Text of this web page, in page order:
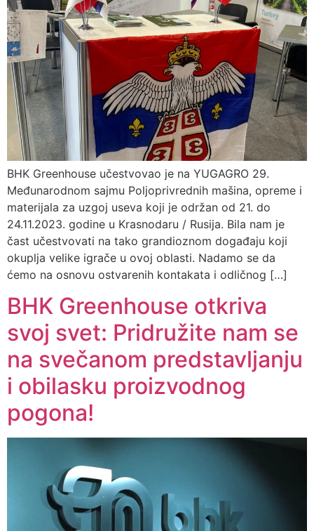
BHK Greenhouse učestvovao je na YUGAGRO 29.
Međunarodnom sajmu Poljoprivrednih mašina, opreme i
materijala za uzgoj useva koji je održan od 21. do
24.11.2023. godine u Krasnodaru / Rusija. Bila nam je
čast učestvovati na tako grandioznom događaju koji
okuplja velike igrače u ovoj oblasti. Nadamo se da
ćemo na osnovu ostvarenih kontakata i odličnog […]
BHK Greenhouse otkriva
svoj svet: Pridružite nam se
na svečanom predstavljanju
i obilasku proizvodnog
pogona!